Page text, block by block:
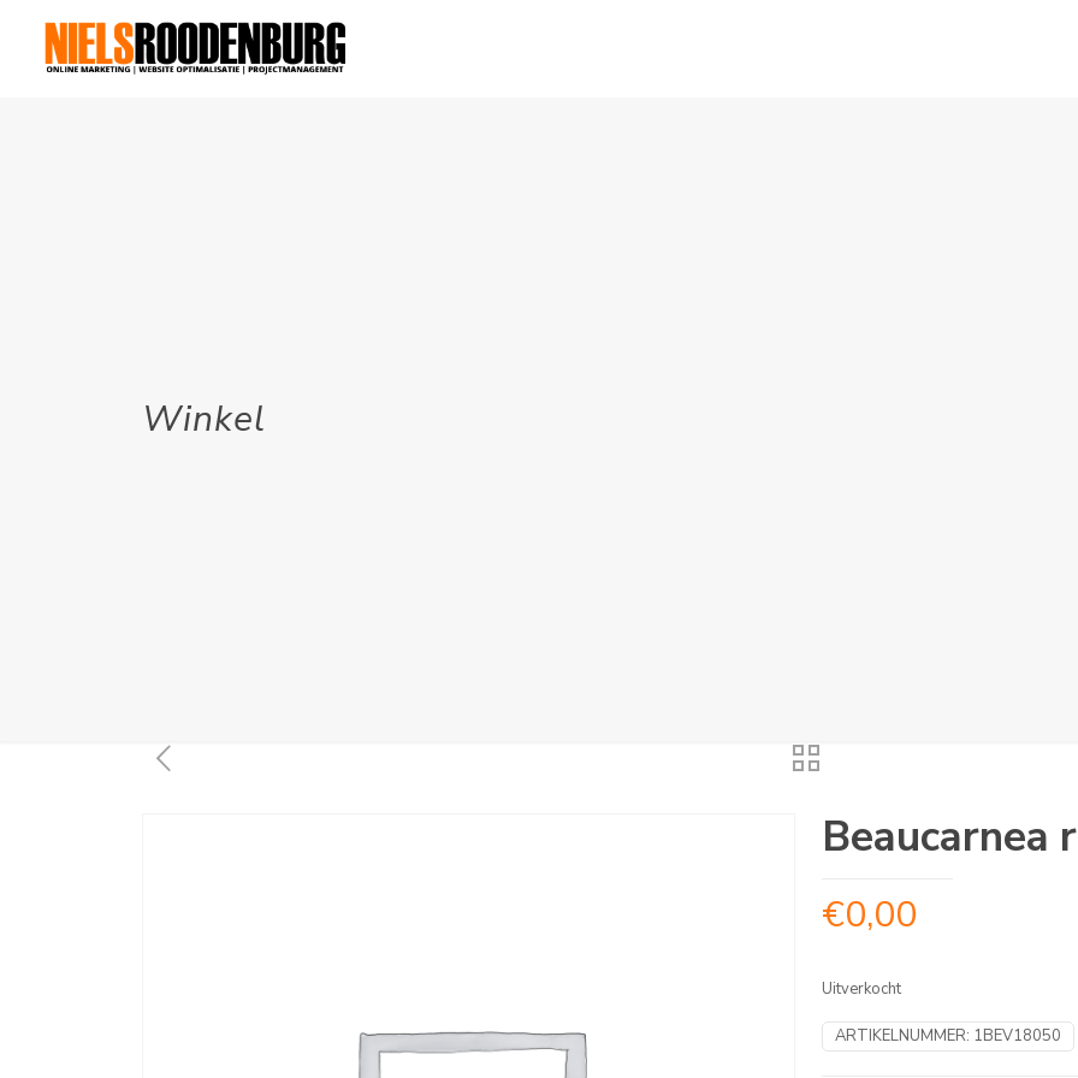
Winkel
Beaucarnea
€0,00
Uitverkocht
ARTIKELNUMMER: 1BEV18050